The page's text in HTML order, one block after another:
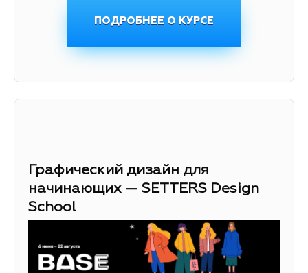
ПОДРОБНЕЕ О КУРСЕ
Графический дизайн для
начинающих — SETTERS Design
School